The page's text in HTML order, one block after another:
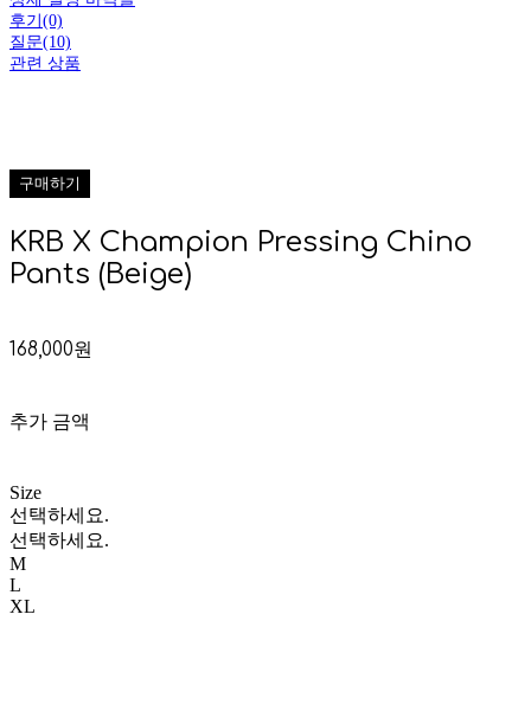
후기(0)
질문(10)
관련 상품
구매하기
KRB X Champion Pressing Chino
Pants (Beige)
168,000원
추가 금액
Size
선택하세요.
선택하세요.
M
L
XL